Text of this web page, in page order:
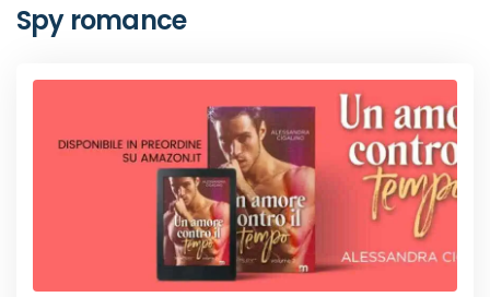
Romance e Romanzi rosa
Recensioni Narrativa
Classici
Spy romance